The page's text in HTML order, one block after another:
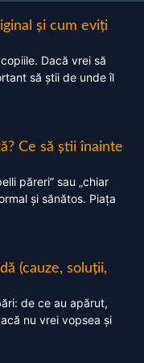
și cum eviți
Dacă vrei să
să știi de unde îl
Ce să știi înainte
păreri” sau „chiar
și sănătos. Piața
(cauze, soluții,
de ce au apărut,
nu vrei vopsea și